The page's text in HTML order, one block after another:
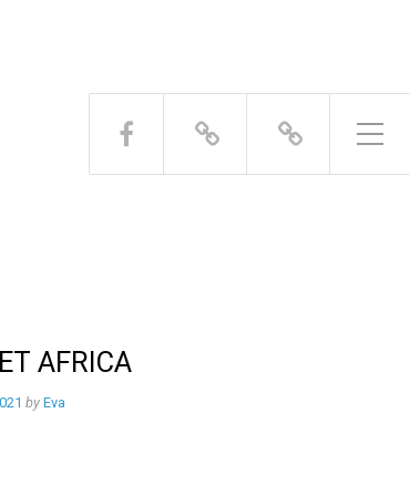
Toggle Side Menu
AFRICA
by Eva